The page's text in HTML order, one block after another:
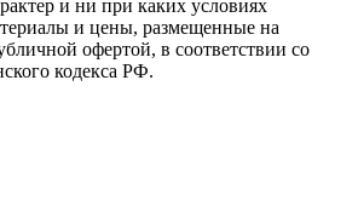
i
это
камера на
и ни при каких условиях
и цены, размещенные на
офертой, в соответствии со
кодекса РФ.